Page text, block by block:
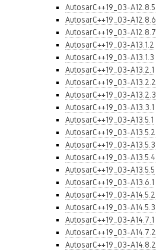
AutosarC++19_03-A12.8.5
AutosarC++19_03-A12.8.6
AutosarC++19_03-A12.8.7
AutosarC++19_03-A13.1.2
AutosarC++19_03-A13.1.3
AutosarC++19_03-A13.2.1
AutosarC++19_03-A13.2.2
AutosarC++19_03-A13.2.3
AutosarC++19_03-A13.3.1
AutosarC++19_03-A13.5.1
AutosarC++19_03-A13.5.2
AutosarC++19_03-A13.5.3
AutosarC++19_03-A13.5.4
AutosarC++19_03-A13.5.5
AutosarC++19_03-A13.6.1
AutosarC++19_03-A14.5.2
AutosarC++19_03-A14.5.3
AutosarC++19_03-A14.7.1
AutosarC++19_03-A14.7.2
AutosarC++19_03-A14.8.2